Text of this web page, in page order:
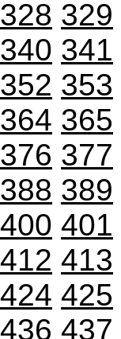
328 329
340 341
352 353
364 365
376 377
388 389
400 401
412 413
424 425
436 437